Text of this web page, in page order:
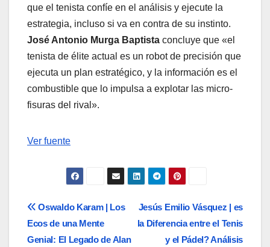
que el tenista confíe en el análisis y ejecute la
estrategia, incluso si va en contra de su instinto.
José Antonio Murga Baptista concluye que «el
tenista de élite actual es un robot de precisión que
ejecuta un plan estratégico, y la información es el
combustible que lo impulsa a explotar las micro-
fisuras del rival».
Navegación
entradas
Ver fuente
Navegación
de
Jesús Emilio Vásquez | es
la Diferencia entre el Tenis
y el Pádel? Análisis
Oswaldo Karam | Los
Ecos de una Mente
Genial: El Legado de Alan